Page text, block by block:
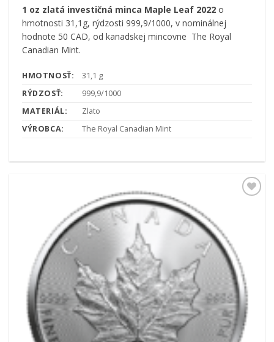
1 oz zlatá investičná minca Maple Leaf 2022o
hmotnosti 31,1g, rýdzosti 999,9/1000, v nominálnej
hodnote 50 CAD, od kanadskej mincovne The Royal
Canadian Mint.
HMOTNOSŤ:
31,1 g
RÝDZOSŤ:
999,9/1000
MATERIÁL:
Zlato
VÝROBCA:
The Royal Canadian Mint